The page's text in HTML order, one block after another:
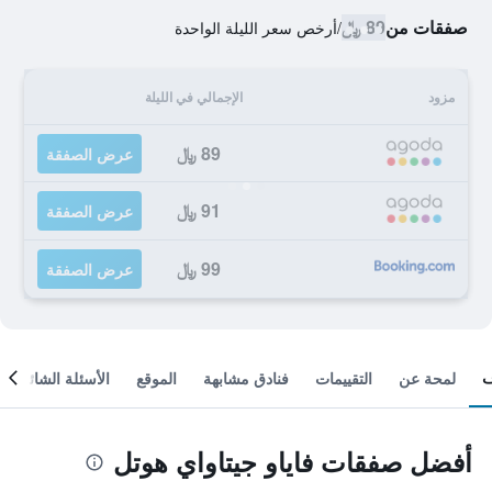
صفقات من89 ﷼ /أرخص سعر الليلة الواحدة
مزود الإجمالي في الليلة
89 ﷼ عرض الصفقة
91 ﷼ عرض الصفقة
99 ﷼ عرض الصفقة
لمحة عن التقييمات فنادق مشابهة الموقع الأسئلة الشائعة
أفضل صفقات فاياو جيتاواي هوتل